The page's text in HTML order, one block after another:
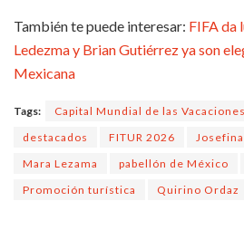
También te puede interesar: FIFA da
Ledezma y Brian Gutiérrez ya son
Mexicana
Tags: Capital Mundial de las Vacaciones
destacados
FITUR 2026
Mara Lezama
pabellón de México
Promoción turística
Quirino Ordaz